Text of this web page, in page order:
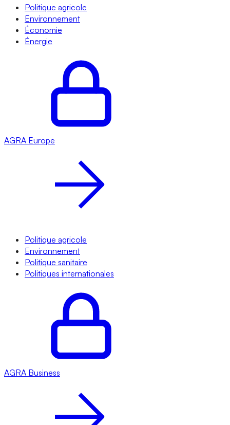
Politique agricole
Environnement
Économie
Énergie
AGRA Europe
Politique agricole
Environnement
Politique sanitaire
Politiques internationales
AGRA Business